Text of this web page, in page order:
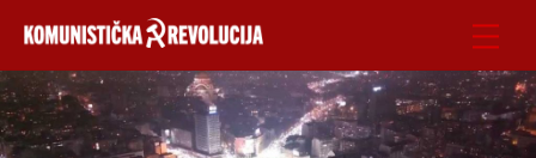
content